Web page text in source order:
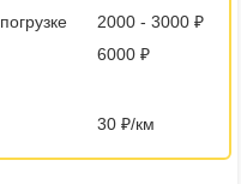
2000 - 3000 ₽
6000 ₽
30 ₽/км